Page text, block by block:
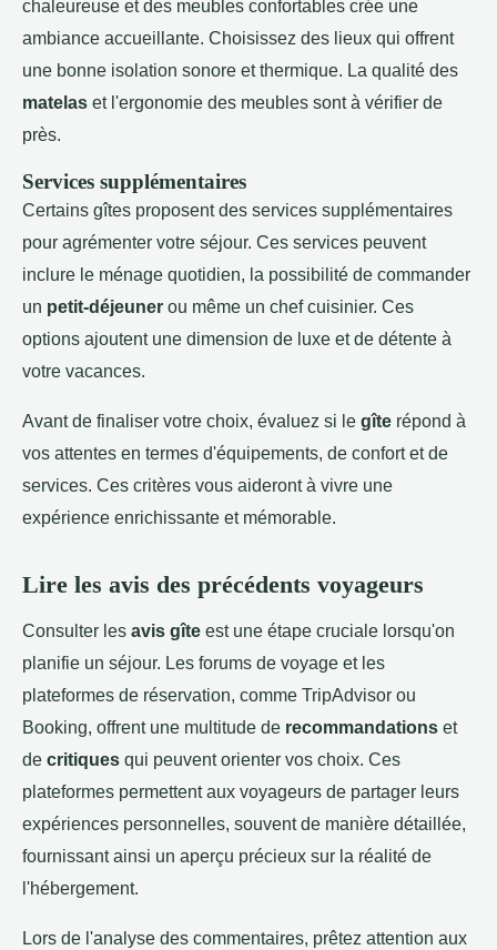
chaleureuse et des meubles confortables crée une
ambiance accueillante. Choisissez des lieux qui offrent
une bonne isolation sonore et thermique. La qualité des
matelas et l'ergonomie des meubles sont à vérifier de
près.
Services supplémentaires
Certains gîtes proposent des services supplémentaires
pour agrémenter votre séjour. Ces services peuvent
inclure le ménage quotidien, la possibilité de commander
un petit-déjeuner ou même un chef cuisinier. Ces
options ajoutent une dimension de luxe et de détente à
votre vacances.
Avant de finaliser votre choix, évaluez si le gîte répond à
vos attentes en termes d'équipements, de confort et de
services. Ces critères vous aideront à vivre une
expérience enrichissante et mémorable.
Lire les avis des précédents voyageurs
Consulter les avis gîte est une étape cruciale lorsqu'on
planifie un séjour. Les forums de voyage et les
plateformes de réservation, comme TripAdvisor ou
Booking, offrent une multitude de recommandations et
de critiques qui peuvent orienter vos choix. Ces
plateformes permettent aux voyageurs de partager leurs
expériences personnelles, souvent de manière détaillée,
fournissant ainsi un aperçu précieux sur la réalité de
l'hébergement.
Lors de l'analyse des commentaires, prêtez attention aux